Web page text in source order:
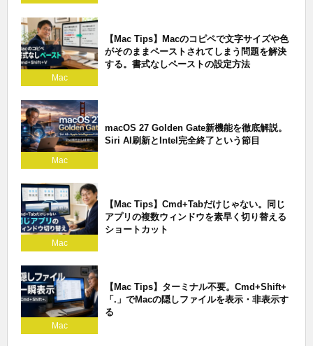
Mac
【Mac Tips】Macのコピペで文字サイズや色
がそのままペーストされてしまう問題を解決
する。書式なしペーストの設定方法
Mac
macOS 27 Golden Gate新機能を徹底解説。
Siri AI刷新とIntel完全終了という節目
Mac
【Mac Tips】Cmd+Tabだけじゃない。同じ
アプリの複数ウィンドウを素早く切り替える
ショートカット
Mac
【Mac Tips】ターミナル不要。Cmd+Shift+
「.」でMacの隠しファイルを表示・非表示す
る